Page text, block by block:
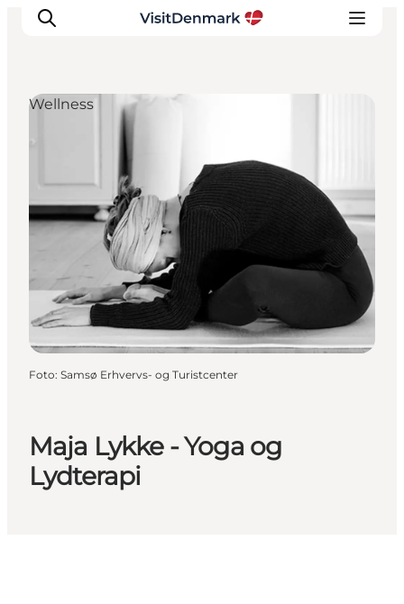
Bestemmingen
Wat te doen
Accommodaties
Plan je reis
Maja Lykke - Yoga og
Lydterapi
Wellness
Foto: Samsø Erhvervs- og Turistcenter